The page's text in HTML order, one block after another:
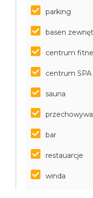
parking
basen
centrum
centrum SPA
sauna
bar
restauarcje
winda